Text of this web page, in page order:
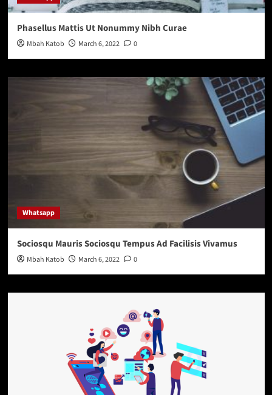
Phasellus Mattis Ut Nonummy Nibh Curae
Mbah Katob March 6, 2022 0
Whatsapp
Sociosqu Mauris Sociosqu Tempus Ad Facilisis Vivamus
Mbah Katob March 6, 2022 0